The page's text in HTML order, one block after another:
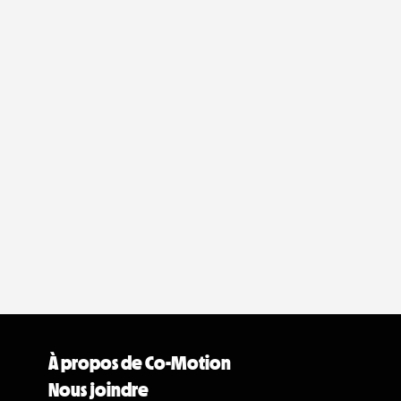
À propos de Co-Motion
Nous joindre